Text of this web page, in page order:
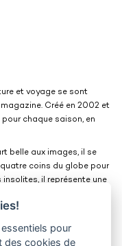
et voyage se sont
Créé en 2002 et
chaque saison, en
belle aux images, il se
coins du globe pour
il représente une
pour
des cookies de